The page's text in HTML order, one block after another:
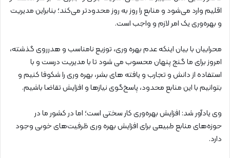
اقلیم وارد می‌شود و منابع را روز به روز محدودتر می‌کند؛ بنابراین مدیریت
و بهره‌وری یک امر لازم و واجب است.
محرابیان با بیان اینکه عدم بهره وری، توزیع نامناسب و هدرروی گذشته،
امروز برای ما گنج پنهان محسوب می شود تا با مدیریت درست و با
استفاده از دانش و تجارب و یافته های بشر، بهره وری را شکوفا کنیم و
بتوانیم با این منابع محدود، پاسخ‌گوی نیازها و افزایش تقاضا باشیم.
وی یادآور شد: افزایش بهره‌وری کار سختی است؛ اما در کشور ما در
حوزه‌های منابع طبیعی برای افزایش بهره وری ظرفیت‌های خوبی وجود
دارد.